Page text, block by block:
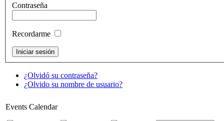
Contraseña
Recordarme
¿Olvidó su contraseña?
¿Olvido su nombre de usuario?
Events Calendar